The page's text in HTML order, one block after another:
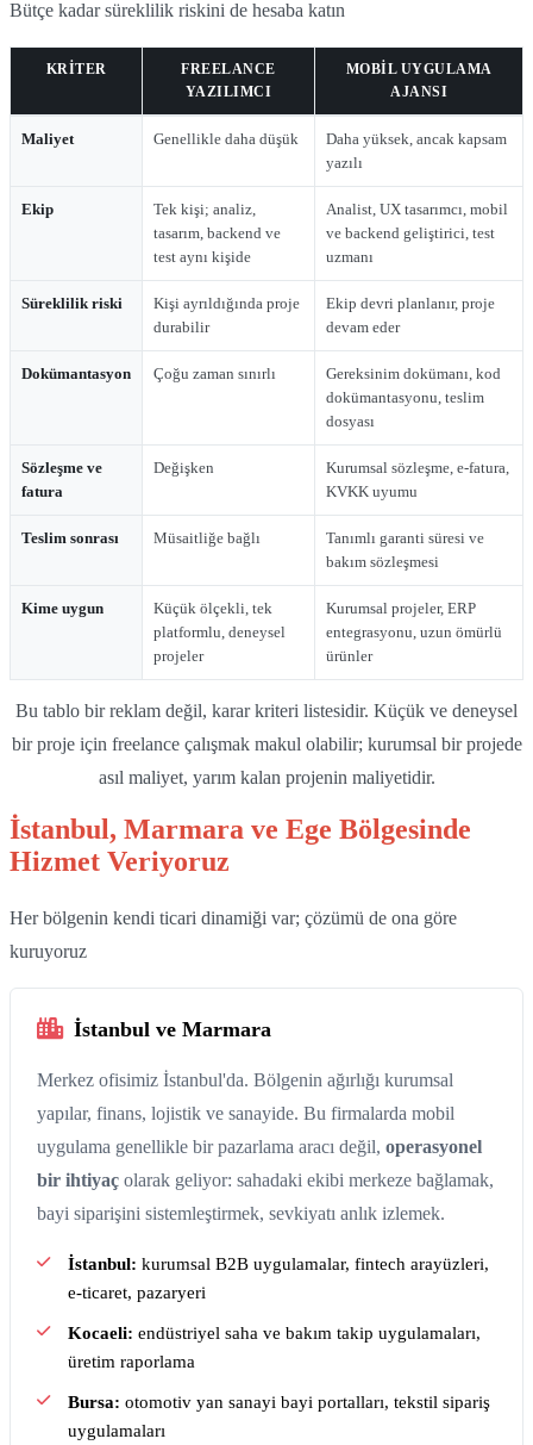
Bütçe kadar süreklilik riskini de hesaba katın
KRITER
FREELANCE
YAZILIMCI
MOBIL UYGULAMA
AJANSI
Maliyet Genellikle daha düşük
Daha yüksek, ancak kapsam
yazılı
Ekip
Tek kişi; analiz,
tasarım, backend ve
test aynı kişide
Analist, UX tasarımcı, mobil
ve backend geliştirici, test
uzmanı
Süreklilik riski
Kişi ayrıldığında proje
durabilir
Ekip devri planlanır, proje
devam eder
Dokümantasyon Çoğu zaman sınırlı
Gereksinim dokümanı, kod
dokümantasyonu, teslim
dosyası
Sözleşme ve
fatura
Değişken
Kurumsal sözleşme, e-fatura,
KVKK uyumu
Teslim sonrası Müsaitliğe bağlı
Tanımlı garanti süresi ve
bakım sözleşmesi
Kime uygun
Küçük ölçekli, tek
platformlu, deneysel
projeler
Kurumsal projeler, ERP
entegrasyonu, uzun ömürlü
ürünler
Bu tablo bir reklam değil, karar kriteri listesidir. Küçük ve deneysel
bir proje için freelance çalışmak makul olabilir; kurumsal bir projede
asıl maliyet, yarım kalan projenin maliyetidir.
İstanbul, Marmara ve Ege Bölgesinde
Hizmet Veriyoruz
Her bölgenin kendi ticari dinamiği var; çözümü de ona göre
kuruyoruz
İstanbul ve Marmara
Merkez ofisimiz İstanbul'da. Bölgenin ağırlığı kurumsal
yapılar, finans, lojistik ve sanayide. Bu firmalarda mobil
uygulama genellikle bir pazarlama aracı değil, operasyonel
bir ihtiyaç olarak geliyor: sahadaki ekibi merkeze bağlamak,
bayi siparişini sistemleştirmek, sevkiyatı anlık izlemek.
İstanbul: kurumsal B2B uygulamalar, fintech arayüzleri,
e-ticaret, pazaryeri
Kocaeli: endüstriyel saha ve bakım takip uygulamaları,
üretim raporlama
Bursa: otomotiv yan sanayi bayi portalları, tekstil sipariş
uygulamaları